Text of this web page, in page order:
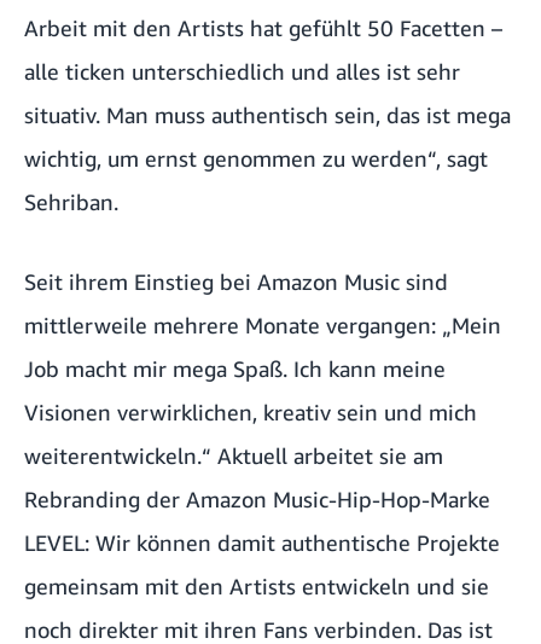
Arbeit mit den Artists hat gefühlt 50 Facetten –
alle ticken unterschiedlich und alles ist sehr
situativ. Man muss authentisch sein, das ist mega
wichtig, um ernst genommen zu werden“, sagt
Sehriban.
Seit ihrem Einstieg bei Amazon Music sind
mittlerweile mehrere Monate vergangen: „Mein
Job macht mir mega Spaß. Ich kann meine
Visionen verwirklichen, kreativ sein und mich
weiterentwickeln.“ Aktuell arbeitet sie am
Rebranding der Amazon Music-Hip-Hop-Marke
LEVEL: Wir können damit authentische Projekte
gemeinsam mit den Artists entwickeln und sie
noch direkter mit ihren Fans verbinden. Das ist